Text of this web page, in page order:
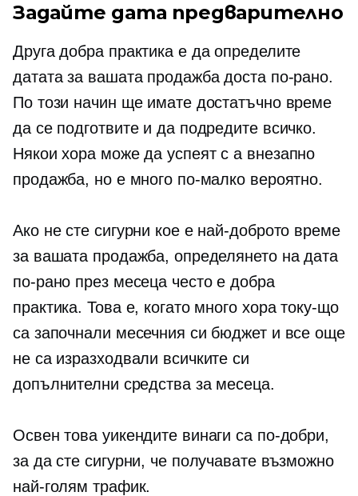
Задайте дата предварително
Друга добра практика е да определите
датата за вашата продажба доста по-рано.
По този начин ще имате достатъчно време
да се подготвите и да подредите всичко.
Някои хора може да успеят с a внезапно
продажба, но е много по-малко вероятно.
Ако не сте сигурни кое е най-доброто време
за вашата продажба, определянето на дата
по-рано през месеца често е добра
практика. Това е, когато много хора току-що
са започнали месечния си бюджет и все още
не са изразходвали всичките си
допълнителни средства за месеца.
Освен това уикендите винаги са по-добри,
за да сте сигурни, че получавате възможно
най-голям трафик.